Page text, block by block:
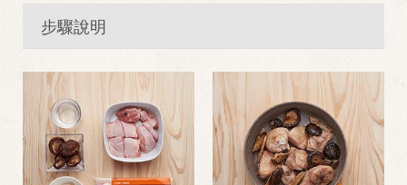
步驟說明